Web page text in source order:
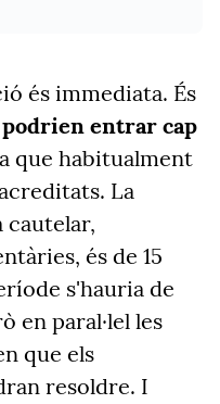
és immediata. És
entrar cap
que habitualment
La
cautelar,
és de 15
s'hauria de
en paral·lel les
que els
resoldre. I